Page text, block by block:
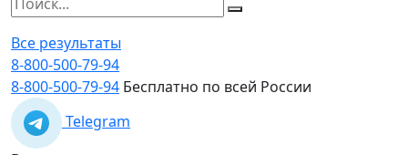
Все результаты
8-800-500-79-94
8-800-500-79-94 Бесплатно по всей России
Telegram